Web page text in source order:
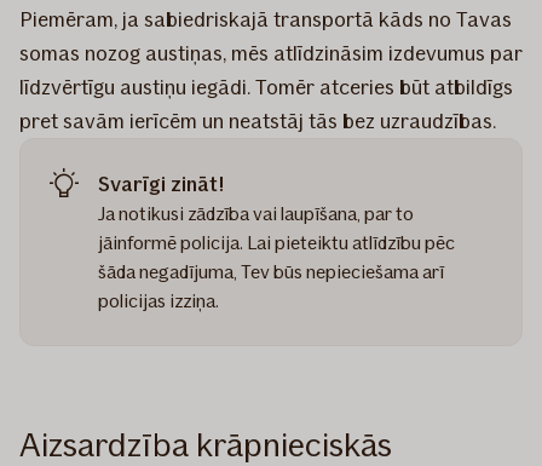
Piemēram, ja sabiedriskajā transportā kāds no Tavas
somas nozog austiņas, mēs atlīdzināsim izdevumus par
līdzvērtīgu austiņu iegādi. Tomēr atceries būt atbildīgs
pret savām ierīcēm un neatstāj tās bez uzraudzības.
Svarīgi zināt!
Ja notikusi zādzība vai laupīšana, par to
jāinformē policija. Lai pieteiktu atlīdzību pēc
šāda negadījuma, Tev būs nepieciešama arī
policijas izziņa.
Aizsardzība krāpnieciskās